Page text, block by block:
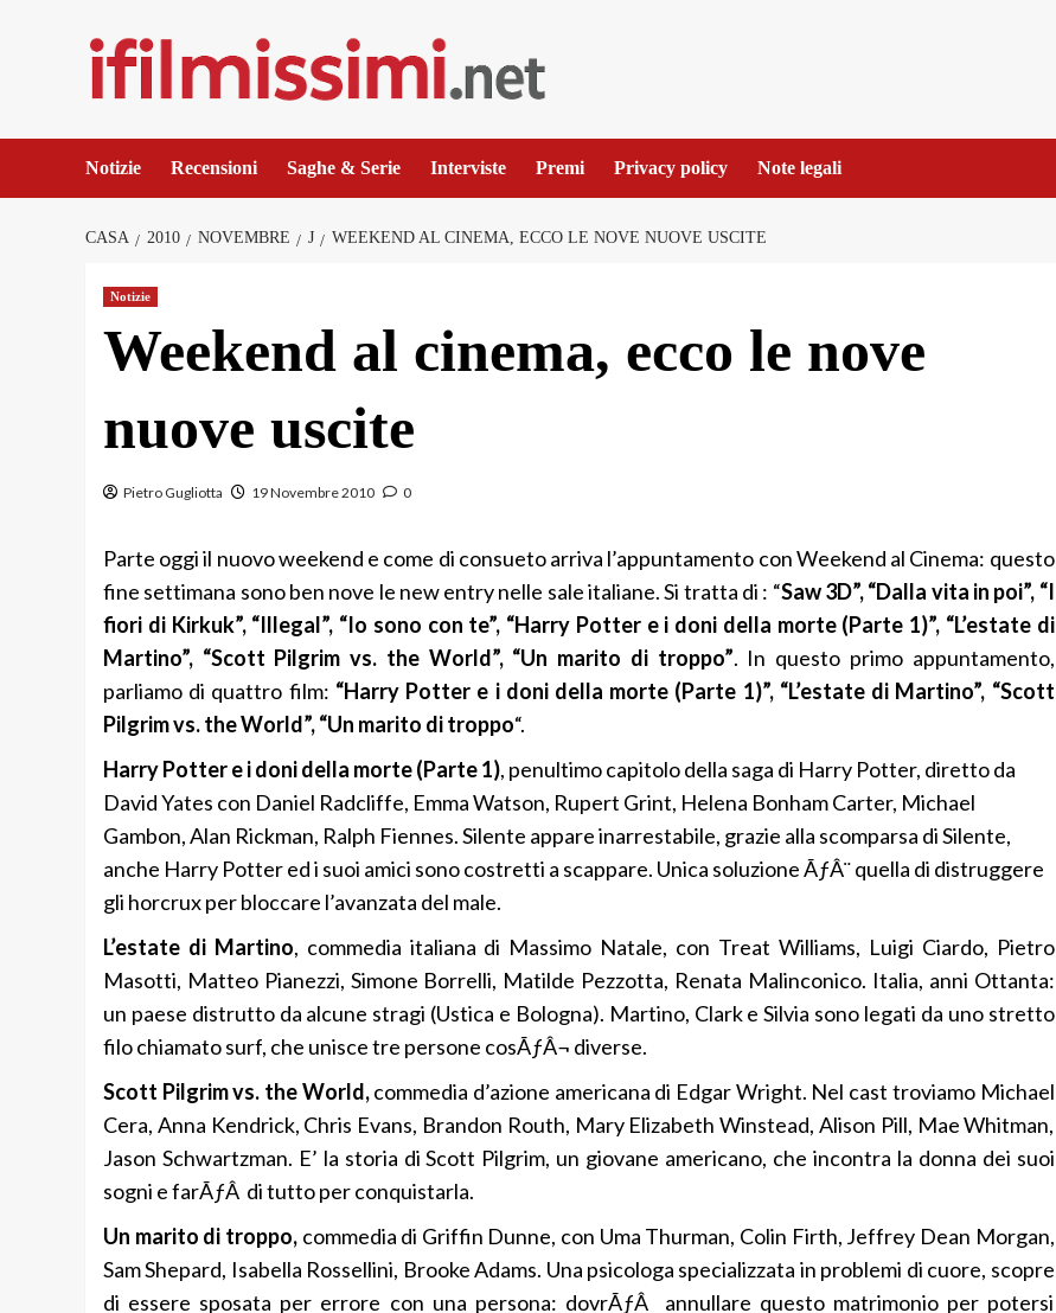
Notizie Recensioni Saghe & Serie Interviste Premi Privacy policy Note legali
CASA 2010 NOVEMBRE J WEEKEND AL CINEMA, ECCO LE NOVE NUOVE USCITE
Notizie
Weekend al cinema, ecco le nove
nuove uscite
Pietro Gugliotta 19 Novembre 2010 0
Parte oggi il nuovo weekend e come di consueto arriva l’appuntamento con Weekend al Cinema: questo
fine settimana sono ben nove le new entry nelle sale italiane. Si tratta di : “Saw 3D”, “Dalla vita in poi”, “I
fiori di Kirkuk”, “Illegal”, “Io sono con te”, “Harry Potter e i doni della morte (Parte 1)”, “L’estate di
Martino”, “Scott Pilgrim vs. the World”, “Un marito di troppo”. In questo primo appuntamento,
parliamo di quattro film: “Harry Potter e i doni della morte (Parte 1)”, “L’estate di Martino”, “Scott
Pilgrim vs. the World”, “Un marito di troppo“.
Harry Potter e i doni della morte (Parte 1), penultimo capitolo della saga di Harry Potter, diretto da
David Yates con Daniel Radcliffe, Emma Watson, Rupert Grint, Helena Bonham Carter, Michael
Gambon, Alan Rickman, Ralph Fiennes. Silente appare inarrestabile, grazie alla scomparsa di Silente,
anche Harry Potter ed i suoi amici sono costretti a scappare. Unica soluzione ÃƒÂ¨ quella di distruggere
gli horcrux per bloccare l’avanzata del male.
L’estate di Martino, commedia italiana di Massimo Natale, con Treat Williams, Luigi Ciardo, Pietro
Masotti, Matteo Pianezzi, Simone Borrelli, Matilde Pezzotta, Renata Malinconico. Italia, anni Ottanta:
un paese distrutto da alcune stragi (Ustica e Bologna). Martino, Clark e Silvia sono legati da uno stretto
filo chiamato surf, che unisce tre persone cosÃƒÂ¬ diverse.
Scott Pilgrim vs. the World,commedia d’azione americana di Edgar Wright. Nel cast troviamo Michael
Cera, Anna Kendrick, Chris Evans, Brandon Routh, Mary Elizabeth Winstead, Alison Pill, Mae Whitman,
Jason Schwartzman. E’ la storia di Scott Pilgrim, un giovane americano, che incontra la donna dei suoi
sogni e farÃƒÂ di tutto per conquistarla.
Un marito di troppo, commedia di Griffin Dunne, con Uma Thurman, Colin Firth, Jeffrey Dean Morgan,
Sam Shepard, Isabella Rossellini, Brooke Adams. Una psicologa specializzata in problemi di cuore, scopre
di essere sposata per errore con una persona: dovrÃƒÂ annullare questo matrimonio per potersi